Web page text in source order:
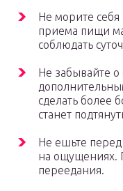
Не морите
приема пищи
соблюдать
Не забывайте о
сделать более
станет
Не ешьте перед
на ощущениях.
переедания.